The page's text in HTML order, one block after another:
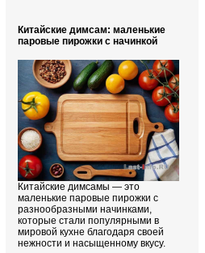
Китайские димсам: маленькие
паровые пирожки с начинкой
Китайские димсамы — это
маленькие паровые пирожки с
разнообразными начинками,
которые стали популярными в
мировой кухне благодаря своей
нежности и насыщенному вкусу.